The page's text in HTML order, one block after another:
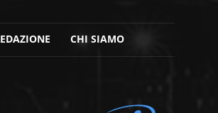
CHI SIAMO